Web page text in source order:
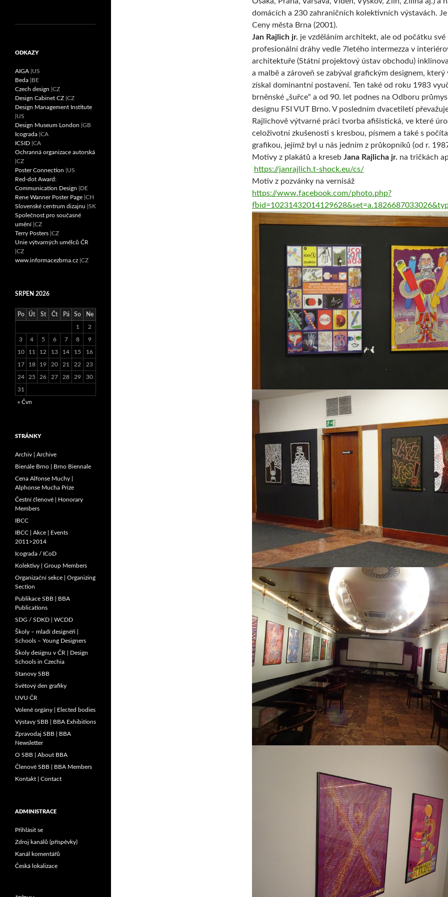
domácích a 230 zahraničních kolektivních výstavách.
Ceny města Brna (2001).
Jan Rajlich jr. je vzděláním architekt, ale od počátku své
profesionální dráhy vedle 7letého intermezza v
architektuře (Státní projektový ústav obchodu)
a malbě a zároveň se zabýval grafickým designem,
získal dominantní postavení. Ten také od roku 1983
brněnské „šuřce“ a od 90. let podnes na Odboru
designu FSI VUT Brno. V posledním dvacetiletí
Rajlichově výtvarné práci tvorba afišistická, ve které
celoživotní zkušenosti s kresbou, písmem a také s
grafikou, jejímž byl u nás jedním z průkopníků (od r.
Motivy z plakátů a kreseb Jana Rajlicha jr. na tričkách
https://janrajlich.t-shock.eu/cs/
Motiv z pozvánky na vernisáž
https://www.facebook.com/photo.php?
ODKAZY
AIGA |US
Beda |BE
Czech design |CZ
Design Cabinet CZ |CZ
Design Management Institute
|US
Design Museum London |GB
Icograda |CA
ICSID |CA
Ochranná organizace autorská
|CZ
Poster Connection |US
Red-dot Award:
Communication Design |DE
Rene Wanner Poster Page |CH
Slovenské centrum dizajnu |SK
Společnost pro současné
umění |CZ
Terry Posters |CZ
Unie výtvarných umělců ČR
|CZ
www.informacezbrna.cz |CZ
SRPEN 2026
Po Út St Čt Pá So Ne
1 2
3 4 5 6 7 8 9
10 11 12 13 14 15 16
17 18 19 20 21 22 23
24 25 26 27 28 29 30
31
« Čvn
STRÁNKY
Archiv | Archive
Bienále Brno | Brno Biennale
Cena Alfonse Muchy |
Alphonse Mucha Prize
Čestní členové | Honorary
Members
IBCC
IBCC | Akce | Events
2011>2014
Icograda / ICoD
Kolektivy | Group Members
Organizační sekce | Organizing
Section
Publikace SBB | BBA
Publications
SDG / SDKD | WCDD
Školy – mladí designéři |
Schools – Young Designers
Školy designu v ČR | Design
Schools in Czechia
Stanovy SBB
Světový den grafiky
UVU ČR
Volené orgány | Elected bodies
Výstavy SBB | BBA Exhibitions
Zpravodaj SBB | BBA
Newsletter
O SBB | About BBA
Členové SBB | BBA Members
Kontakt | Contact
ADMINISTRACE
Přihlásit se
Zdroj kanálů (příspěvky)
Kanál komentářů
Česká lokalizace